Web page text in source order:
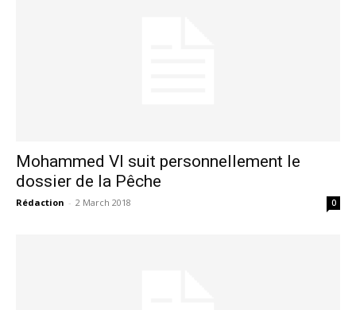
Mohammed VI suit personnellement le
dossier de la Pêche
Rédaction - 2 March 2018 0